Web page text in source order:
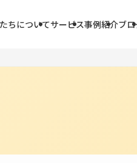
ちについてサービス事例紹介ブ